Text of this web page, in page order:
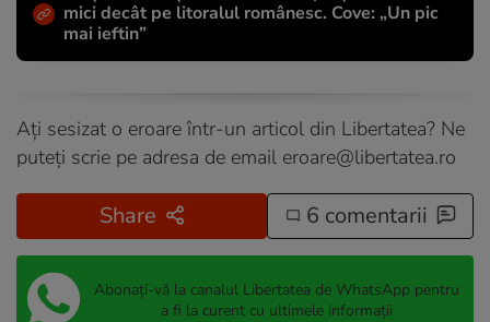
mici decât pe litoralul românesc. Cove: „Un pic
mai ieftin”
Ați sesizat o eroare într-un articol din Libertatea? Ne
puteți scrie pe adresa de email eroare@libertatea.ro
Share 6 comentarii
Abonați-vă la canalul Libertatea de WhatsApp pentru
a fi la curent cu ultimele informații